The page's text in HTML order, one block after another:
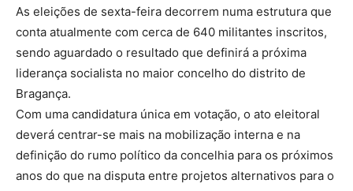
As eleições de sexta-feira decorrem numa estrutura que
conta atualmente com cerca de 640 militantes inscritos,
sendo aguardado o resultado que definirá a próxima
liderança socialista no maior concelho do distrito de
Bragança.
Com uma candidatura única em votação, o ato eleitoral
deverá centrar-se mais na mobilização interna e na
definição do rumo político da concelhia para os próximos
anos do que na disputa entre projetos alternativos para o